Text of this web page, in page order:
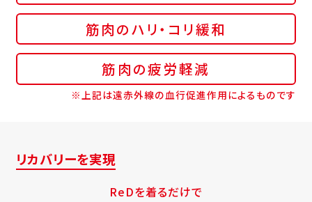
筋肉のハリ・コリ緩和
筋肉の疲労軽減
※上記は遠赤外線の血行促進作用によるものです
リカバリーを実現
ReDを着るだけで